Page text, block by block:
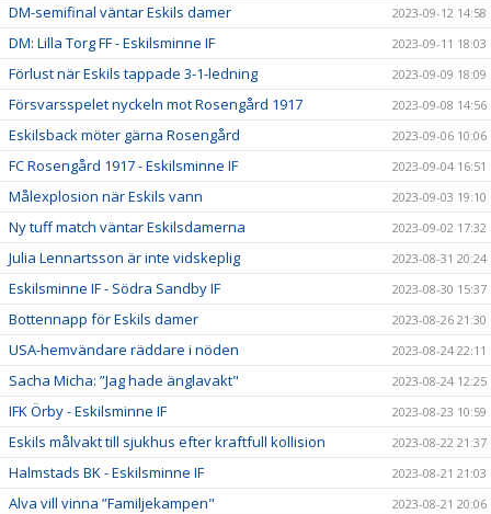
DM-semifinal väntar Eskils damer 2023-09-12 14:58
DM: Lilla Torg FF - Eskilsminne IF 2023-09-11 18:03
Förlust när Eskils tappade 3-1-ledning 2023-09-09 18:09
Försvarsspelet nyckeln mot Rosengård 1917 2023-09-08 14:56
Eskilsback möter gärna Rosengård 2023-09-06 10:06
FC Rosengård 1917 - Eskilsminne IF 2023-09-04 16:51
Målexplosion när Eskils vann 2023-09-03 19:10
Ny tuff match väntar Eskilsdamerna 2023-09-02 17:32
Julia Lennartsson är inte vidskeplig 2023-08-31 20:24
Eskilsminne IF - Södra Sandby IF 2023-08-30 15:37
Bottennapp för Eskils damer 2023-08-26 21:30
USA-hemvändare räddare i nöden 2023-08-24 22:11
Sacha Micha: ”Jag hade änglavakt" 2023-08-24 12:25
IFK Örby - Eskilsminne IF 2023-08-23 10:59
Eskils målvakt till sjukhus efter kraftfull kollision 2023-08-22 21:37
Halmstads BK - Eskilsminne IF 2023-08-21 21:03
Alva vill vinna ”Familjekampen" 2023-08-21 20:06